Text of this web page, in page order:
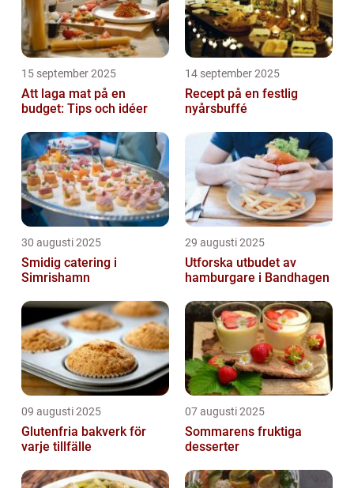
15 september 2025
Att laga mat på en
budget: Tips och idéer
14 september 2025
Recept på en festlig
nyårsbuffé
30 augusti 2025
Smidig catering i
Simrishamn
29 augusti 2025
Utforska utbudet av
hamburgare i Bandhagen
09 augusti 2025
Glutenfria bakverk för
varje tillfälle
07 augusti 2025
Sommarens fruktiga
desserter